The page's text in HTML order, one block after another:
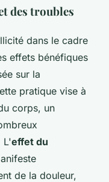
des troubles
dans le cadre
effets bénéfiques
sur la
pratique vise à
corps, un
L'effet du
de la douleur,